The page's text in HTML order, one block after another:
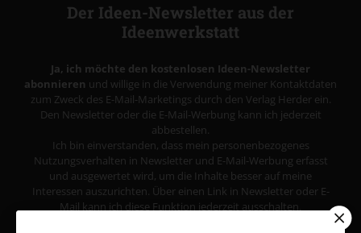
Der Ideen-Newsletter aus der
Ideenwerkstatt
Ja, ich möchte den kostenlosen Ideen-Newsletter
abonnieren und willige in die Verwendung meiner Kontaktdaten
zum Zweck des E-Mail-Marketings durch den Verlag Herder ein.
Den Newsletter oder die E-Mail-Werbung kann ich jederzeit
abbestellen.
Ich bin einverstanden, dass mein personenbezogenes
Nutzungsverhalten in Newsletter und E-Mail-Werbung erfasst
und ausgewertet wird, um die Inhalte besser auf meine
Interessen auszurichten. Über einen Link in Newsletter oder E-
Mail kann ich diese Funktion jederzeit ausschalten.